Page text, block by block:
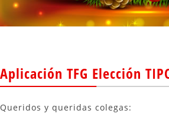
Aplicación TFG Elección
Queridos y queridas colegas: